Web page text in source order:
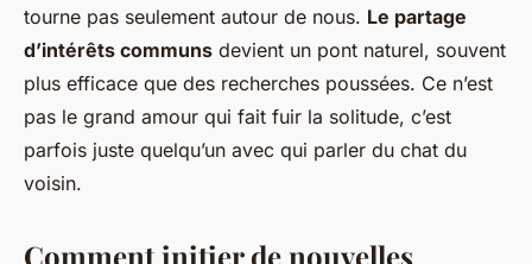
tourne pas seulement autour de nous. Le partage
d’intérêts communs devient un pont naturel, souvent
plus efficace que des recherches poussées. Ce n’est
pas le grand amour qui fait fuir la solitude, c’est
parfois juste quelqu’un avec qui parler du chat du
voisin.
Comment initier de nouvelles